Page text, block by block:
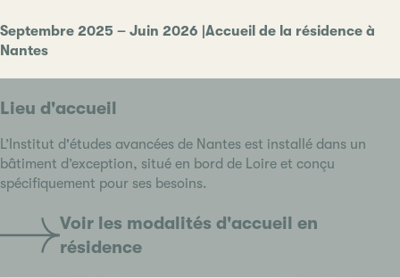
Septembre 2025 – Juin 2026 |Accueil de la résidence à
Nantes
Lieu d'accueil
L’Institut d'études avancées de Nantes est installé dans un
bâtiment d’exception, situé en bord de Loire et conçu
spécifiquement pour ses besoins.
Voir les modalités d'accueil en
résidence